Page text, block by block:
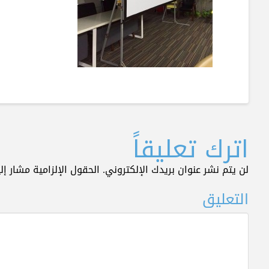
اترك تعليقاً
لن يتم نشر عنوان بريدك الإلكتروني. الحقول الإلزامية مشار
التعليق